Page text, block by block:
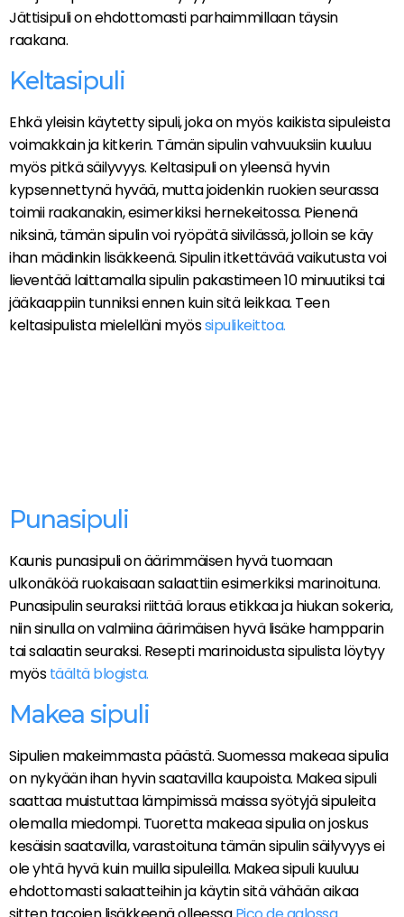
Jättisipuli on ehdottomasti parhaimmillaan täysin
raakana.
Keltasipuli
Ehkä yleisin käytetty sipuli, joka on myös kaikista sipuleista
voimakkain ja kitkerin. Tämän sipulin vahvuuksiin kuuluu
myös pitkä säilyvyys. Keltasipuli on yleensä hyvin
kypsennettynä hyvää, mutta joidenkin ruokien seurassa
toimii raakanakin, esimerkiksi hernekeitossa. Pienenä
niksinä, tämän sipulin voi ryöpätä siivilässä, jolloin se käy
ihan mädinkin lisäkkeenä. Sipulin itkettävää vaikutusta voi
lieventää laittamalla sipulin pakastimeen 10 minuutiksi tai
jääkaappiin tunniksi ennen kuin sitä leikkaa. Teen
keltasipulista mielelläni myössipulikeittoa.
Punasipuli
Kaunis punasipuli on äärimmäisen hyvä tuomaan
ulkonäköä ruokaisaan salaattiin esimerkiksi marinoituna.
Punasipulin seuraksi riittää loraus etikkaa ja hiukan sokeria,
niin sinulla on valmiina äärimäisen hyvä lisäke hampparin
tai salaatin seuraksi. Resepti marinoidusta sipulista löytyy
myöstäältä blogista.
Makea sipuli
Sipulien makeimmasta päästä. Suomessa makeaa sipulia
on nykyään ihan hyvin saatavilla kaupoista. Makea sipuli
saattaa muistuttaa lämpimissä maissa syötyjä sipuleita
olemalla miedompi. Tuoretta makeaa sipulia on joskus
kesäisin saatavilla, varastoituna tämän sipulin säilyvyys ei
ole yhtä hyvä kuin muilla sipuleilla. Makea sipuli kuuluu
ehdottomasti salaatteihin ja käytin sitä vähään aikaa